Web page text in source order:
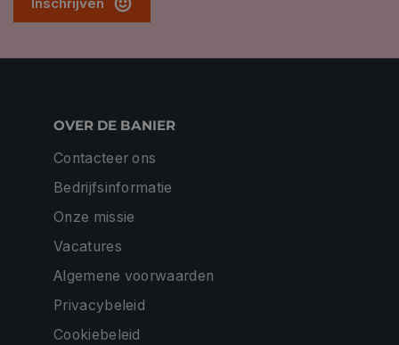
Inschrijven
OVER DE BANIER
Contacteer ons
Bedrijfsinformatie
Onze missie
Vacatures
Algemene voorwaarden
Privacybeleid
Cookiebeleid